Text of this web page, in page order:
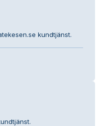
kundtjänst.